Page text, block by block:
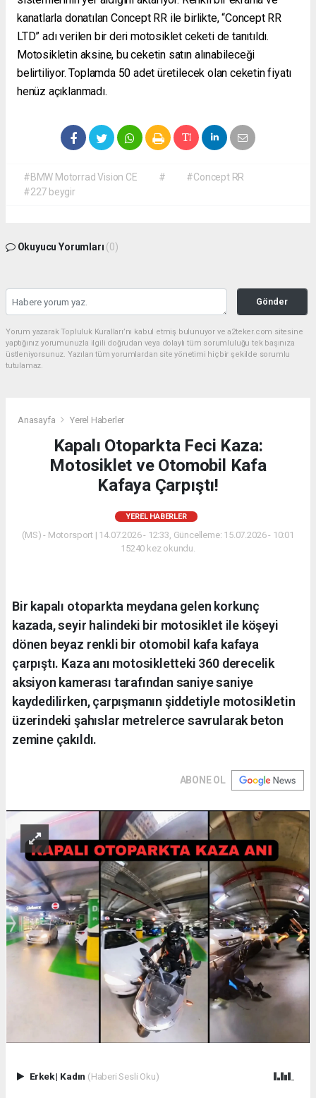
kanatlarla donatılan Concept RR ile birlikte, “Concept RR
LTD” adı verilen bir deri motosiklet ceketi de tanıtıldı.
Motosikletin aksine, bu ceketin satın alınabileceği
belirtiliyor. Toplamda 50 adet üretilecek olan ceketin fiyatı
henüz açıklanmadı.
#BMW Motorrad Vision CE #
#Concept RR
#227 beygir
Okuyucu Yorumları (0)
Gönder
Yorum yazarak Topluluk Kuralları’nı kabul etmiş bulunuyor ve a2teker.com sitesine
yaptığınız yorumunuzla ilgili doğrudan veya dolaylı tüm sorumluluğu tek başınıza
üstleniyorsunuz. Yazılan tüm yorumlardan site yönetimi hiçbir şekilde sorumlu
tutulamaz.
Anasayfa Yerel Haberler
Kapalı Otoparkta Feci Kaza:
Motosiklet ve Otomobil Kafa
Kafaya Çarpıştı!
YEREL HABERLER
(MS) - Motorsport | 14.07.2026 - 12:33, Güncelleme: 15.07.2026 - 10:01
15240 kez okundu.
Bir kapalı otoparkta meydana gelen korkunç
kazada, seyir halindeki bir motosiklet ile köşeyi
dönen beyaz renkli bir otomobil kafa kafaya
çarpıştı. Kaza anı motosikletteki 360 derecelik
aksiyon kamerası tarafından saniye saniye
kaydedilirken, çarpışmanın şiddetiyle motosikletin
üzerindeki şahıslar metrelerce savrularak beton
zemine çakıldı.
ABONE OL
Erkek| Kadın (Haberi Sesli Oku)